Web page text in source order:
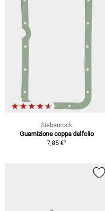
Siebenrock
Guarnizione coppa dell'olio
7,85 €1